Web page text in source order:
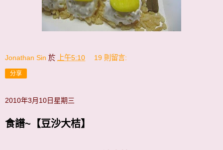
Jonathan Sin 於 上午5:10 19 則留言:
分享
2010年3月10日星期三
食譜~【豆沙大桔】